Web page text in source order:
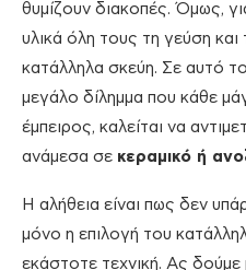
θυμίζουν διακοπές. Όμως,
υλικά όλη τους τη γεύση και
κατάλληλα σκεύη. Σε αυτό
μεγάλο δίλημμα που κάθε
έμπειρος, καλείται να
ανάμεσα σε κεραμικό ή
Η αλήθεια είναι πως δεν
μόνο η επιλογή του
εκάστοτε τεχνική. Ας δούμε